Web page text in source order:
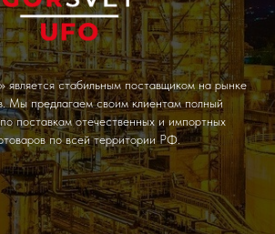
является стабильным поставщиком на рынке
Мы предлагаем своим клиентам полный
поставкам отечественных и импортных
по всей территории РФ.